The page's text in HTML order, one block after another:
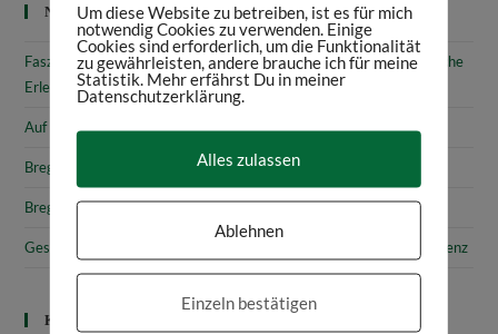
Neueste Beiträge
Faszinierende Geschichte & fantastische Kunst: 10 (kunst)historische
Erlebnisse am Bodensee
Auf den Spuren von Annette von Droste-Hülshoff in Meersburg
Bregenz: Kirchen, Kapellen & Kultur
Bregenz: Stadtgeschichte & Sehenswürdigkeiten
Gesammelte Schätze Vorarlbergs: Das vorarlberg museum in Bregenz
Kategorien
Um diese Website zu betreiben, ist es für mich
notwendig Cookies zu verwenden. Einige
Cookies sind erforderlich, um die Funktionalität
zu gewährleisten, andere brauche ich für meine
Statistik. Mehr erfährst Du in meiner
Datenschutzerklärung.
Alles zulassen
Ablehnen
Einzeln bestätigen